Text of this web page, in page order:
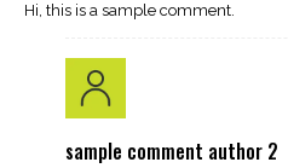
Hi, this is a sample comment.
sample comment author 2